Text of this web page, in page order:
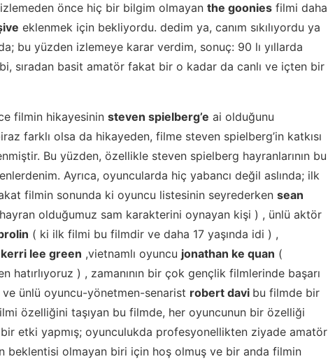
önce hiç bir bilgim olmayan the goonies filmi daha
eklenmek için bekliyordu. dedim ya, canım sıkılıyordu ya
bu yüzden izlemeye karar verdim, sonuç: 90 lı yıllarda
sıradan basit amatör fakat bir o kadar da canlı ve içten bir
filmin hikayesinin steven spielberg’e ai olduğunu
farklı olsa da hikayeden, filme steven spielberg’in katkısı
Bu yüzden, özellikle steven spielberg hayranlarının bu
Ayrıca, oyuncularda hiç yabancı değil aslında; ilk
filmin sonunda ki oyuncu listesinin seyrederken sean
olduğumuz sam karakterini oynayan kişi ) , ünlü aktör
( ki ilk filmi bu filmdir ve daha 17 yaşında idi ) ,
kerri lee green ,vietnamlı oyuncu jonathan ke quan (
hatırlıyoruz ) , zamanının bir çok gençlik filmlerinde başarı
ve ünlü oyuncu-yönetmen-senarist robert davi bu filmde bir
özelliğini taşıyan bu filmde, her oyuncunun bir özelliği
etki yapmış; oyunculukda profesyonellikten ziyade amatör
beklentisi olmayan biri için hoş olmuş ve bir anda filmin